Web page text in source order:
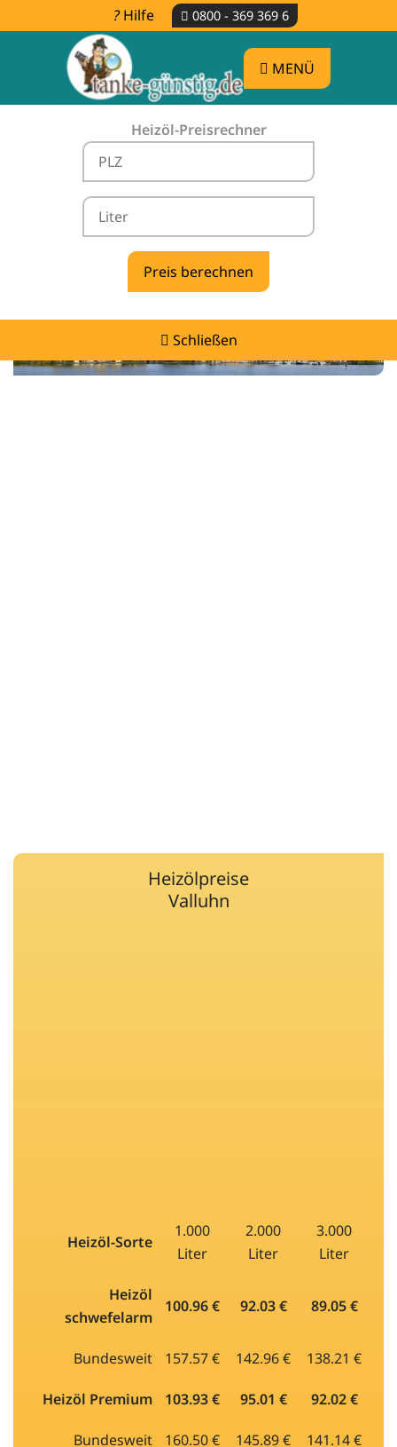
Hilfe 0800 - 369 369 6
MENÜ
Heizöl-Preisrechner
Schließen
Heizölpreise Valluhn -
vergleichen & günstig tanken
Heizölpreise
Valluhn
Heizöl-Sorte
1.000
Liter
2.000
Liter
3.000
Liter
Heizöl
schwefelarm
100.96 € 92.03 € 89.05 €
Bundesweit 157.57 € 142.96 € 138.21 €
Heizöl Premium 103.93 € 95.01 € 92.02 €
Bundesweit 160.50 € 145.89 € 141.14 €